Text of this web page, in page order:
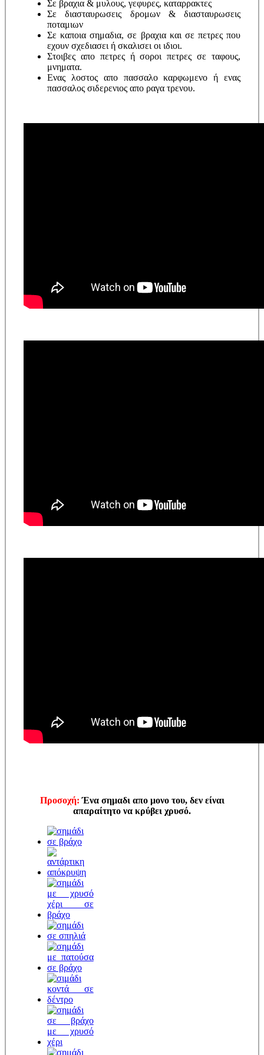
Σε βραχια & μυλους, γεφυρες, καταρρακτες
Σε διασταυρωσεις δρομων & διασταυρωσεις
ποταμιων
Σε καποια σημαδια, σε βραχια και σε πετρες που
εχουν σχεδιασει ή σκαλισει οι ιδιοι.
Στοιβες απο πετρες ή σοροι πετρες σε ταφους,
μνηματα.
Ενας λοστος απο πασσαλο καρφωμενο ή ενας
πασσαλος σιδερενιος απο ραγα τρενου.
Προσοχή: Ένα σημαδι απο μονο του, δεν είναι
απαραίτητο να κρύβει χρυσό.